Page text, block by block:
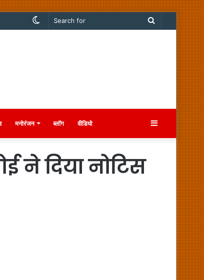
Search
Switch
मनोरंजन ब्लॉग वीडियो Sidebar
ने दिया नोटिस